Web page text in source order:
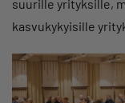
suurille yrityksille,
kasvukykyisille